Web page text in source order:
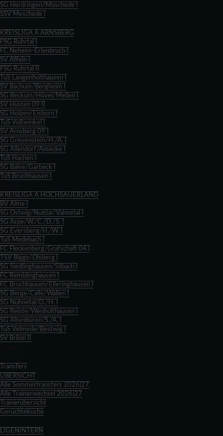
SG Herdringen/Müschede I
SSV Meschede I
KREISLIGA A ARNSBERG
FSG Ruhrtal I
FC Neheim-Erlenbruch I
SV Affeln I
FSG Ruhrtal II
TuS Langenholthausen I
SV Bachum/Bergheim I
SG Beckum/Hövel/Mellen I
SV Hüsten 09 II
SG Holzen/Eisborn I
TuS Voßwinkel I
SV Arnsberg 09 I
SG Grevenstein/H./A. I
SG Allendorf/Amecke I
TuS Hachen I
SG Balve/Garbeck I
TuS Bruchhausen I
KREISLIGA A HOCHSAUERLAND
BV Alme I
SG Ostwig/Nuttlar/Valmetal I
SG Arpe/W./C./D./S. I
SG Eversberg/H./W. I
TuS Medebach I
FC Fleckenberg/Grafschaft 04 I
TSV Bigge/Olsberg I
SG Siedlinghausen/Silbach I
FC Remblinghausen I
FC Bruchhausen/Elleringhausen I
SG Berge/Calle/Wallen I
SG Nuhnetal/D./H. I
SG Reiste/Wenholthausen I
SG Altenbüren/S./A. I
TuS Velmede/Bestwig I
SV Brilon II
Transfers
ÜBERSICHT
Alle Sommertransfers 2026|27
Alle Trainerwechsel 2026|27
Trainerübersicht
Gerüchteküche
LIGENINTERN